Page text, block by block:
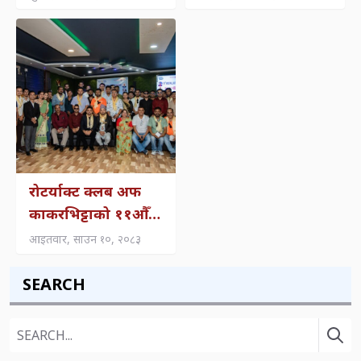
चालक–सहचालकमाथि
सवारी ज्यान मुद्दामा
अनुसन्धान
रोटर्याक्ट क्लब अफ
काकरभिट्टाको ११औँ
पद हस्तान्तरण तथा
सम्पन्न
आइतवार, साउन १०, २०८३
SEARCH